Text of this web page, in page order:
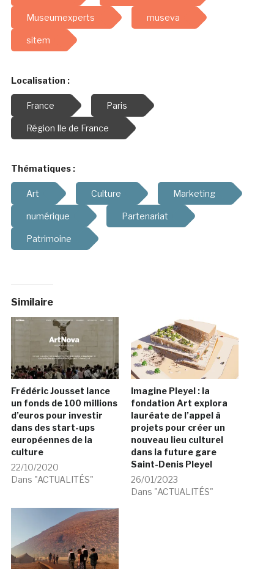
Museumexperts museva
sitem
Localisation :
France Paris
Région Ile de France
Thématiques :
Art Culture Marketing
numérique Partenariat
Patrimoine
Similaire
Frédéric Jousset lance
un fonds de 100 millions
d’euros pour investir
dans des start-ups
européennes de la
culture
22/10/2020
Dans "ACTUALITÉS"
Imagine Pleyel : la
fondation Art explora
lauréate de l’appel à
projets pour créer un
nouveau lieu culturel
dans la future gare
Saint-Denis Pleyel
26/01/2023
Dans "ACTUALITÉS"